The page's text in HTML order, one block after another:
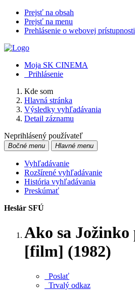
Prejsť na obsah
Prejsť na menu
Prehlásenie o webovej prístupnosti
Moja SK CINEMA
Prihlásenie
Kde som
Hlavná stránka
Výsledky vyhľadávania
Detail záznamu
Neprihlásený používateľ
Bočné menu Hlavné menu
Vyhľadávanie
Rozšírené vyhľadávanie
História vyhľadávania
Preskúmať
Heslár SFÚ
Ako sa
[film] (1982)
Poslať
Trvalý odkaz